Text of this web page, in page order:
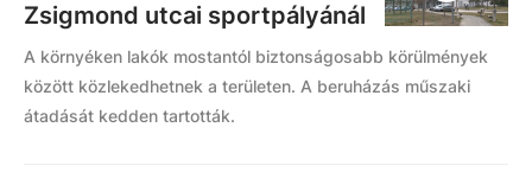
Zsigmond utcai sportpályánál
A környéken lakók mostantól biztonságosabb körülmények
között közlekedhetnek a területen. A beruházás műszaki
átadását kedden tartották.